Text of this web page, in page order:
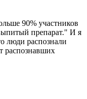
90% участников
препарат." И я
люди распознали
распознавших